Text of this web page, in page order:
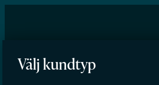
Välj kundtyp